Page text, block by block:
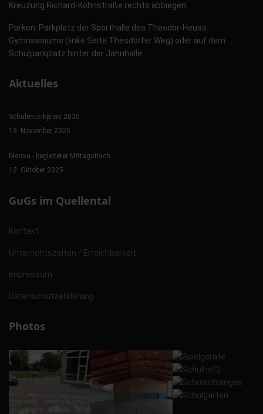
Kreuzung Richard-Köhnstraße rechts abbiegen.
Parken: Parkplatz der Sporthalle des Theodor-Heuss-
Gymnsasiums (linke Seite Thesdorfer Weg) oder auf dem
Schulparkplatz hinter der Jahnhalle.
Aktuelles
Schulmusikpreis 2025
19. November 2025
Mensa - begleiteter Mittagstisch
12. Oktober 2025
GuGs im Quellental
Kontakt
Unterrichtszeiten / Erreichbarkeit
Impressum
Datenschutzerklärung
Photos